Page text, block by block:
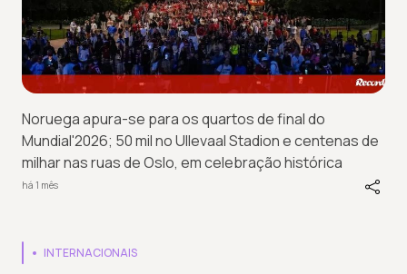
Noruega apura-se para os quartos de final do
Mundial'2026; 50 mil no Ullevaal Stadion e centenas de
milhar nas ruas de Oslo, em celebração histórica
há 1 mês
INTERNACIONAIS